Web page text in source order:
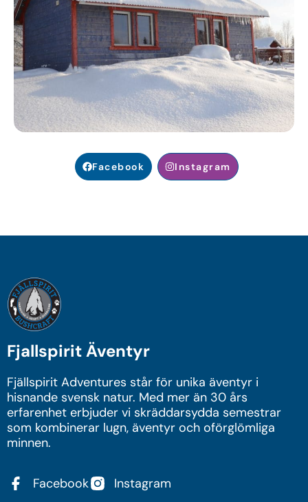
Facebook Instagram
Fjallspirit Äventyr
Fjällspirit Adventures står för unika äventyr i
hisnande svensk natur. Med mer än 30 års
erfarenhet erbjuder vi skräddarsydda semestrar
som kombinerar lugn, äventyr och oförglömliga
minnen.
Facebook Instagram